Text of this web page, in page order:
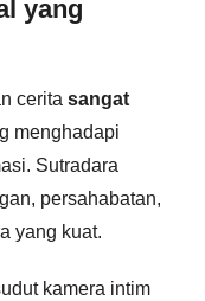
yang
cerita sangat
menghadapi
Sutradara
persahabatan,
yang kuat.
kamera intim